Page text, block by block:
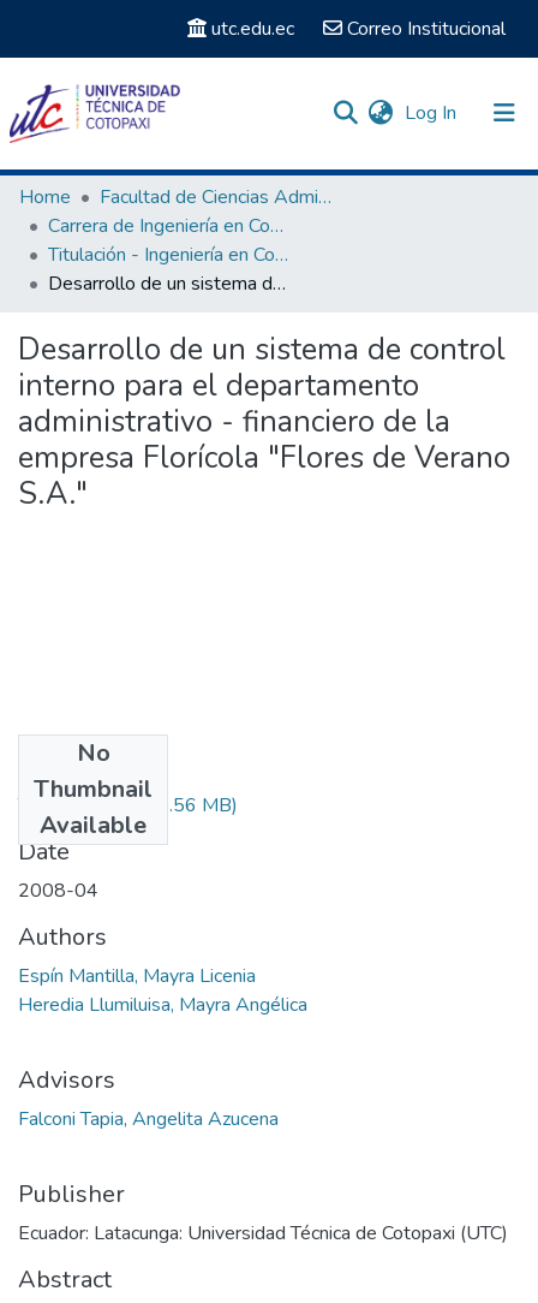
utc.edu.ec Correo Institucional
Log In (current)
Communities & Collections
Search
Statistics
Home
Facultad de Ciencias Administrativas y Humanísticas
Carrera de Ingeniería en Contabilidad
Titulación - Ingeniería en Contabilidad y Auditoría
Desarrollo de un sistema de control interno para el departamento administrativo - financiero de la empresa Florícola "Flores de Verano S.A."
Desarrollo de un sistema de control
interno para el departamento
administrativo - financiero de la
empresa Florícola "Flores de Verano
S.A."
No
Thumbnail
Available
T-000917.pdf(33.56 MB)
Date
2008-04
Authors
Espín Mantilla, Mayra Licenia
Heredia Llumiluisa, Mayra Angélica
Advisors
Falconi Tapia, Angelita Azucena
Publisher
Ecuador: Latacunga: Universidad Técnica de Cotopaxi (UTC)
Abstract